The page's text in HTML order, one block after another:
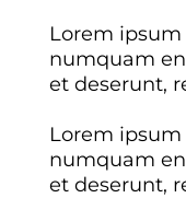
Lorem
numquam
et deserunt,
Lorem
numquam
et deserunt,